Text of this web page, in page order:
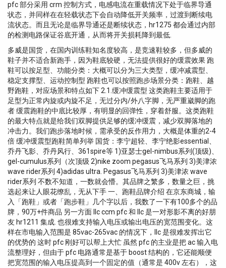
pfc 部分采用 crm 控制方式，电感电流在重载情况下处于临界导通
状态，并同样在在轻载状态下会自动降低开关频率，过渡到断续电
流状态。而且无论是临界导通还是断续状态，hr1275 都会通过内部
的检测电路保证谷底开通，从而将开关损耗降到最低.
多威是国货，在国内训练鞋知名度较高，是竞速鞋较多，但多威的
鞋子并不适合新跑手，因为鞋底较硬，无法提供很好的缓震效果 跑
鞋可以按足型、功能分类：大概可以分为三大类型，缓冲减震型、
稳定支撑型、运动控制型 跑鞋也可以按照跑步场景分类：跑鞋、越
野跑鞋，对应场景和特点如下 2.1.缓冲缓震型 这类跑鞋主要适用于
足型为正常内旋或内旋不足，无过分内/外八字脚，无严重崴脚的跑
者 缓震跑鞋的中底比较厚，有明显的回弹性，穿着舒服。这类跑鞋
的最大特点就是给我们双脚提供足够的缓冲缓震，减少双脚落地的
冲击力。我们跑步落地时候，需承受的反作用力，大概是体重的2-4
倍 缓冲缓震型跑鞋简单列举 国货：李宁超轻、李宁绝影essential、
乔丹飞影、乔丹风行、361spire等 1)亚瑟士gel-nimbus系列(顶级)、
gel-cumulus系列（次顶级 2)nike zoom pegasus飞马系列 3)美津浓
wave rider系列 4)adidas ultra. Pegasus飞马系列 3)美津浓 wave
rider系列 不数不知道，一数就会懵。其品牌之繁多，数量之巨，挑
选起来让人眼花缭乱，无从下手 一、跑鞋品牌介绍 在京东商城，输
入「跑鞋」或者「跑步鞋」几个字以后，我数了一下有100多个的品
牌，90万+件商品 另一方面 llc ccm pfc 和 llc 是一对形影不离的好朋
友 hr1211 集成. 也很难支持输入电压或输出电压的宽范围变化。这
样在市电输入范围是 85vac-265vac 的情况下，llc 是很难发挥出它
的优势的 这时 pfc 刚好可以帮上大忙 虽然 pfc 的主业是把 ac 输入电
流整理好，但由于 pfc 电路通常是基于 boost 结构的，它还能顺便
把宽范围的输入电压提高到一个固定的值（通常是 400v 左右），这